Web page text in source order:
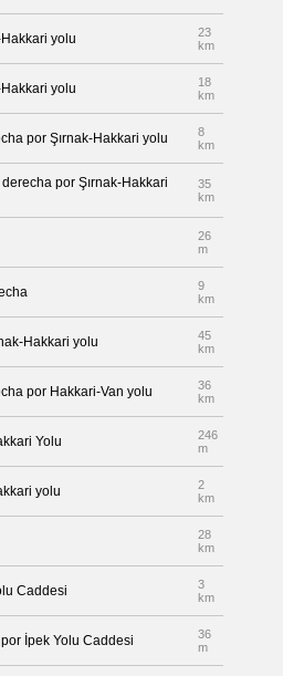
yolu
23
km
yolu
18
km
por Şırnak-Hakkari yolu
8
km
por Şırnak-Hakkari
35
km
26
m
9
km
Hakkari yolu
45
km
por Hakkari-Van yolu
36
km
Yolu
246
m
yolu
2
km
28
km
Caddesi
3
km
İpek Yolu Caddesi
36
m